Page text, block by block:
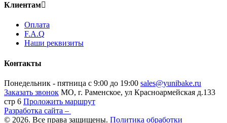
Клиентам
Оплата
F.A.Q
Наши реквизиты
Контакты
Понедельник - пятница с 9:00 до 19:00 sales@yunibake.ru
Заказать звонок МО, г. Раменское, ул Красноармейская д.133
стр 6 Проложить маршрут
Разработка сайта –
© 2026. Все права защищены. Политика обработки